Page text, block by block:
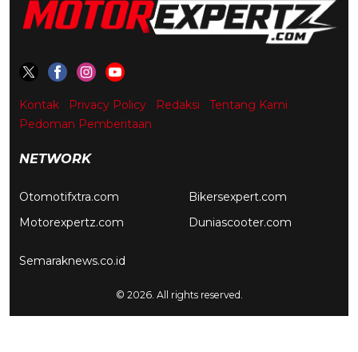
Kontak Privacy Policy Redaksi
Tentang Kami
Pedoman Pemberitaan
NETWORK
Otomotifxtra.com
Motorexpertz.com
Bikersexpert.com
Duniascooter.com
Semaraknews.co.id
© 2026. All rights reserved.